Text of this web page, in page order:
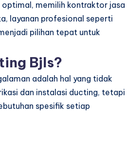
optimal, memilih kontraktor jasa
layanan profesional seperti
pilihan tepat untuk
Bjls?
adalah hal yang tidak
dan instalasi ducting, tetapi
spesifik setiap